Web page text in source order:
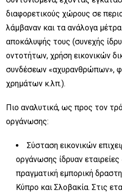
διαφορετικούς χώρους σε
λάμβαναν και τα ανάλογα
αποκάλυψής τους (συνεχής
οντοτήτων, χρήση εικονικών
συνδέσεων «αχυρανθρώπων»,
χρημάτων κ.λπ.).
Πιο αναλυτικά, ως προς τον
οργάνωσης:
Σύσταση εικονικών
οργάνωσης ίδρυαν εταιρείες
πραγματική εμπορική
Κύπρο και Σλοβακία. Στις